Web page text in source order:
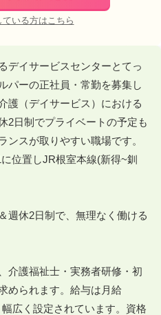
いる方はこちら
デイサービスセンターとてっ
パーの正社員・常勤を募集し
護（デイサービス）における
2日制でプライベートの予定も
ンスが取りやすい職場です。
位置しJR根室本線(新得~釧
週休2日制で、無理なく働ける
介護福祉士・実務者研修・初
められます。給与は月給
広く設定されています。資格